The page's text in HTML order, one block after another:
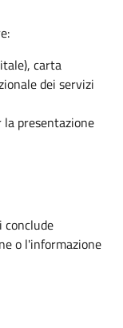
carta
dei servizi
presentazione
conclude
o l'informazione